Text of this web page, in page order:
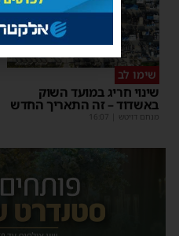
שימו לב
שינוי חריג במועד השוק
באשדוד – זה התאריך החדש
מנחם דויטש 16:07